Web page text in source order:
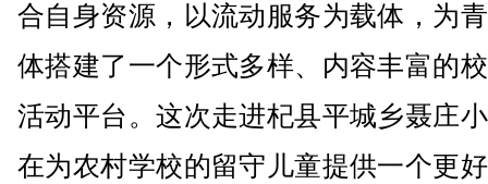
合自身资源，以流动服务为载体，为
体搭建了一个形式多样、内容丰富的
活动平台。这次走进杞县平城乡聂庄
在为农村学校的留守儿童提供一个更